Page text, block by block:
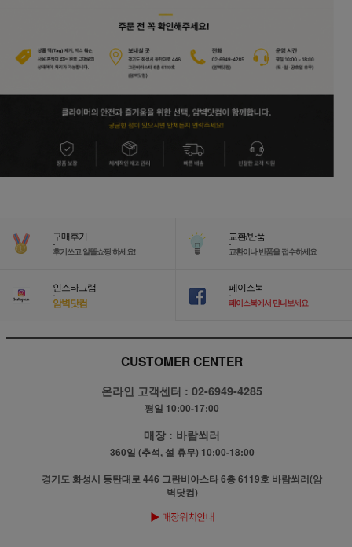
구매후기
-
후기쓰고 알뜰쇼핑 하세요!
교환/반품
-
교환이나 반품을 접수하세요
인스타그램
-
암벽닷컴
페이스북
-
페이스북에서 만나보세요
CUSTOMER CENTER
온라인 고객센터 :02-6949-4285
평일 10:00-17:00
매장 : 바람쐬러
360일 (추석, 설 휴무) 10:00-18:00
경기도 화성시 동탄대로 446 그란비아스타 6층 6119호 바람쐬러(암
벽닷컴)